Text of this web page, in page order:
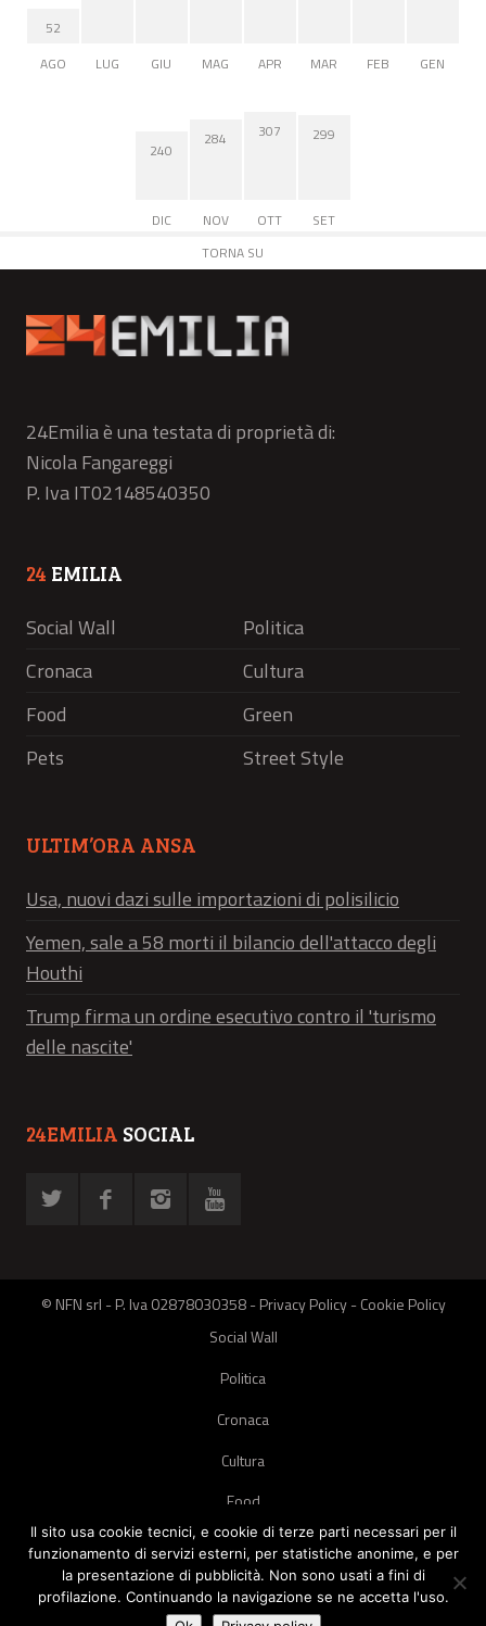
52
AGO
LUG GIU MAG APR MAR FEB GEN
240
DIC
284
NOV
307
OTT
299
SET
TORNA SU
24Emilia è una testata di proprietà di:
Nicola Fangareggi
P. Iva IT02148540350
24 EMILIA
Social Wall
Politica
Cronaca
Cultura
Food
Green
Pets
Street Style
ULTIM’ORA ANSA
Usa, nuovi dazi sulle importazioni di polisilicio
Yemen, sale a 58 morti il bilancio dell'attacco degli
Houthi
Trump firma un ordine esecutivo contro il 'turismo
delle nascite'
24EMILIA SOCIAL
© NFN srl - P. Iva 02878030358 -Privacy Policy-Cookie Policy
Social Wall
Politica
Cronaca
Cultura
Food
Green
Pets
Il sito usa cookie tecnici, e cookie di terze parti necessari per il
funzionamento di servizi esterni, per statistiche anonime, e per
la presentazione di pubblicità. Non sono usati a fini di
profilazione. Continuando la navigazione se ne accetta l'uso.